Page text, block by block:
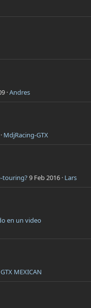
Andres
MdjRacing-GTX
touring?9 Feb 2016 Lars
en un video
MEXICAN